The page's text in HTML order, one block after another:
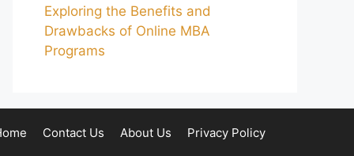
Exploring the Benefits and
Drawbacks of Online MBA
Programs
Contact Us About Us Privacy Policy